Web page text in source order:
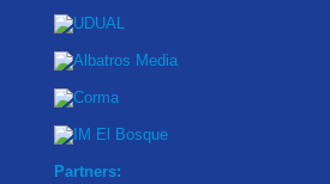
Partners: